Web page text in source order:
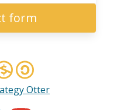
form
Otter